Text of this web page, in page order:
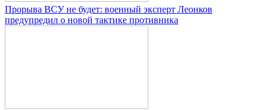
Прорыва ВСУ не будет: военный эксперт Леонков
предупредил о новой тактике противника